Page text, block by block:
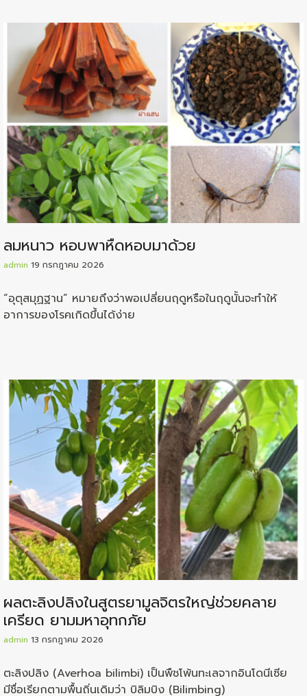
ลมหนาว หอบพาหืดหอบมาด้วย
admin 19 กรกฎาคม 2026
“อุตุสมุฏฐาน” หมายถึงว่าพอเปลี่ยนฤดูหรือในฤดูนั้นจะทำให้
อาการของโรคเกิดขึ้นได้ง่าย
ผลตะลิงปลิงในสูตรยามูลจิตรใหญ่ช่วยคลาย
เครียด ยามมหาอุทกภัย
admin 13 กรกฎาคม 2026
ตะลิงปลิง (Averhoa bilimbi) เป็นพืชโพ้นทะเลจากอินโดนีเซีย
มีชื่อเรียกตามพื้นถิ่นเดิมว่า บิลิมบิง (Bilimbing)